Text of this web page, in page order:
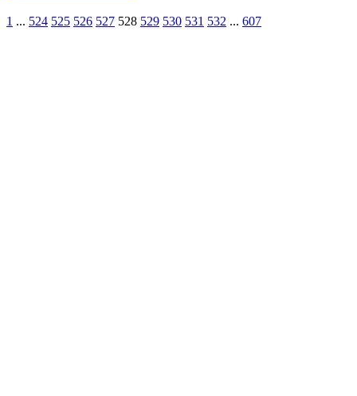
1 ... 524 525 526 527 528 529 530 531 532 ... 607